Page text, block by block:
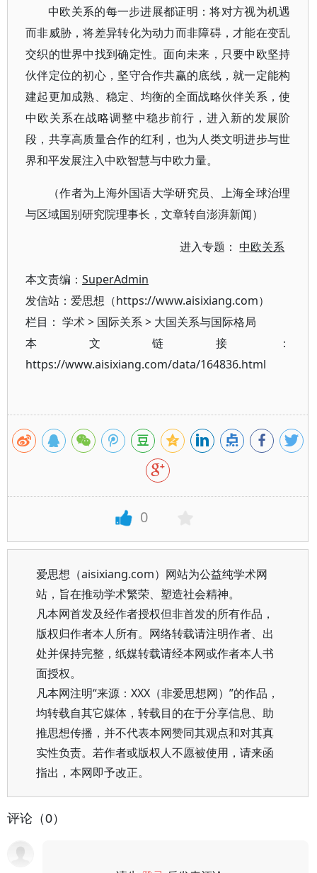
中欧关系的每一步进展都证明：将对方视为机遇
而非威胁，将差异转化为动力而非障碍，才能在变乱
交织的世界中找到确定性。面向未来，只要中欧坚持
伙伴定位的初心，坚守合作共赢的底线，就一定能构
建起更加成熟、稳定、均衡的全面战略伙伴关系，使
中欧关系在战略调整中稳步前行，进入新的发展阶
段，共享高质量合作的红利，也为人类文明进步与世
界和平发展注入中欧智慧与中欧力量。
（作者为上海外国语大学研究员、上海全球治理
与区域国别研究院理事长，文章转自澎湃新闻）
进入专题：中欧关系
本文责编： SuperAdmin
发信站：爱思想（https://www.aisixiang.com）
栏目： 学术> 国际关系> 大国关系与国际格局
本文链接：
https://www.aisixiang.com/data/164836.html
0
爱思想（aisixiang.com）网站为公益纯学术网
站，旨在推动学术繁荣、塑造社会精神。
凡本网首发及经作者授权但非首发的所有作品，
版权归作者本人所有。网络转载请注明作者、出
处并保持完整，纸媒转载请经本网或作者本人书
面授权。
凡本网注明“来源：XXX（非爱思想网）”的作品，
均转载自其它媒体，转载目的在于分享信息、助
推思想传播，并不代表本网赞同其观点和对其真
实性负责。若作者或版权人不愿被使用，请来函
指出，本网即予改正。
评论（0）